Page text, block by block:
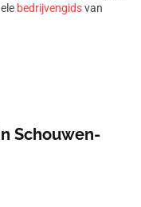
bedrijvengidsvan
Schouwen-